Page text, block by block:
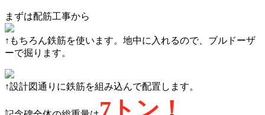
まずは配筋工事から
↑もちろん鉄筋を使います。地中に入れるので、ブルドーザ
ーで掘ります。
↑設計図通りに鉄筋を組み込んで配置します。
7トン！